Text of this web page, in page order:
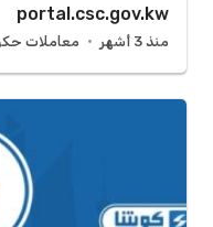
portal.csc.gov.kw
منذ 3 أشهر معاملات